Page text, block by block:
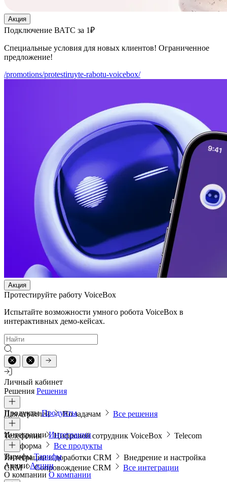
Акция
Подключение ВАТС за 1₽
Специальные условия для новых клиентов! Ограниченное
предложение!
/promotions/protestiruyte-rabotu-voicebox/
Акция
Протестируйте работу VoiceBox
Испытайте возможности умного робота VoiceBox в
интерактивных демо-кейсах.
Личный кабинет
Решения Решения
Для отраслей По задачам Все решения
ПродуктыПродукты
Телефония Цифровой сотрудник VoiceBox
Telecom
платформа
Все продукты
ИнтеграцииИнтеграции
Интеграции и доработки CRM
Внедрение и настройка
CRM
Сопровождение CRM Все интеграции
ТарифыТарифы
АкцииАкции
О компании О компании